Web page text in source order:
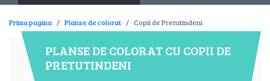
Prima pagina Planse de colorat Copii de Pretutindeni
PLANSE DE COLORAT CU COPII DE
PRETUTINDENI